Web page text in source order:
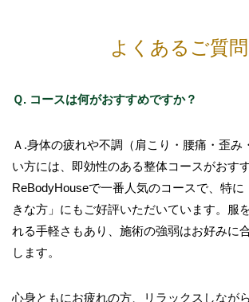
よくあるご質問
Ｑ. コースは何がおすすめですか？
Ａ.身体の疲れや不調（肩こり・腰痛・歪み
い方には、即効性のある整体コースがおす
ReBodyHouseで一番人気のコースで、特に
きな方」にもご好評いただいています。服
れる手軽さもあり、施術の強弱はお好みに
します。
心身ともにお疲れの方、リラックスしなが